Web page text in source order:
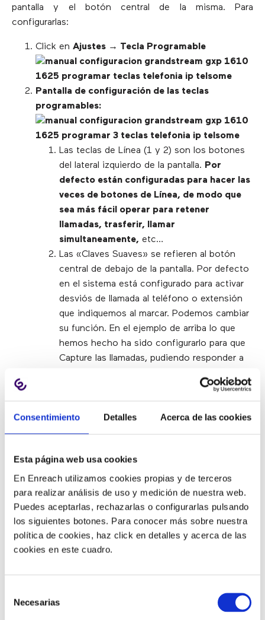
Consentimiento Detalles Acerca de las cookies
Esta página web usa cookies
En Enreach utilizamos cookies propias y de terceros
para realizar análisis de uso y medición de nuestra web.
Puedes aceptarlas, rechazarlas o configurarlas pulsando
los siguientes botones. Para conocer más sobre nuestra
política de cookies, haz click en detalles y acerca de las
cookies en este cuadro.
Necesarias
pantalla y el botón central de la misma. Para
configurarlas:
Click en Ajustes → Tecla Programable
Pantalla de configuración de las teclas
programables:
Las teclas de Línea (1 y 2) son los botones
del lateral izquierdo de la pantalla. Por
defecto están configuradas para hacer las
veces de botones de Línea, de modo que
sea más fácil operar para retener
llamadas, trasferir, llamar
simultaneamente, etc…
Las «Claves Suaves» se refieren al botón
central de debajo de la pantalla. Por defecto
en el sistema está configurado para activar
desviós de llamada al teléfono o extensión
que indiquemos al marcar. Podemos cambiar
su función. En el ejemplo de arriba lo que
hemos hecho ha sido configurarlo para que
Capture las llamadas, pudiendo responder a
de otro compañero. En pantalla aparecería
TECLAS
Botones de línea
Permiten selecciona qué línea / cuenta SIP utilizar.
Muestra el estado de la línea: verde activa / rojo
Home